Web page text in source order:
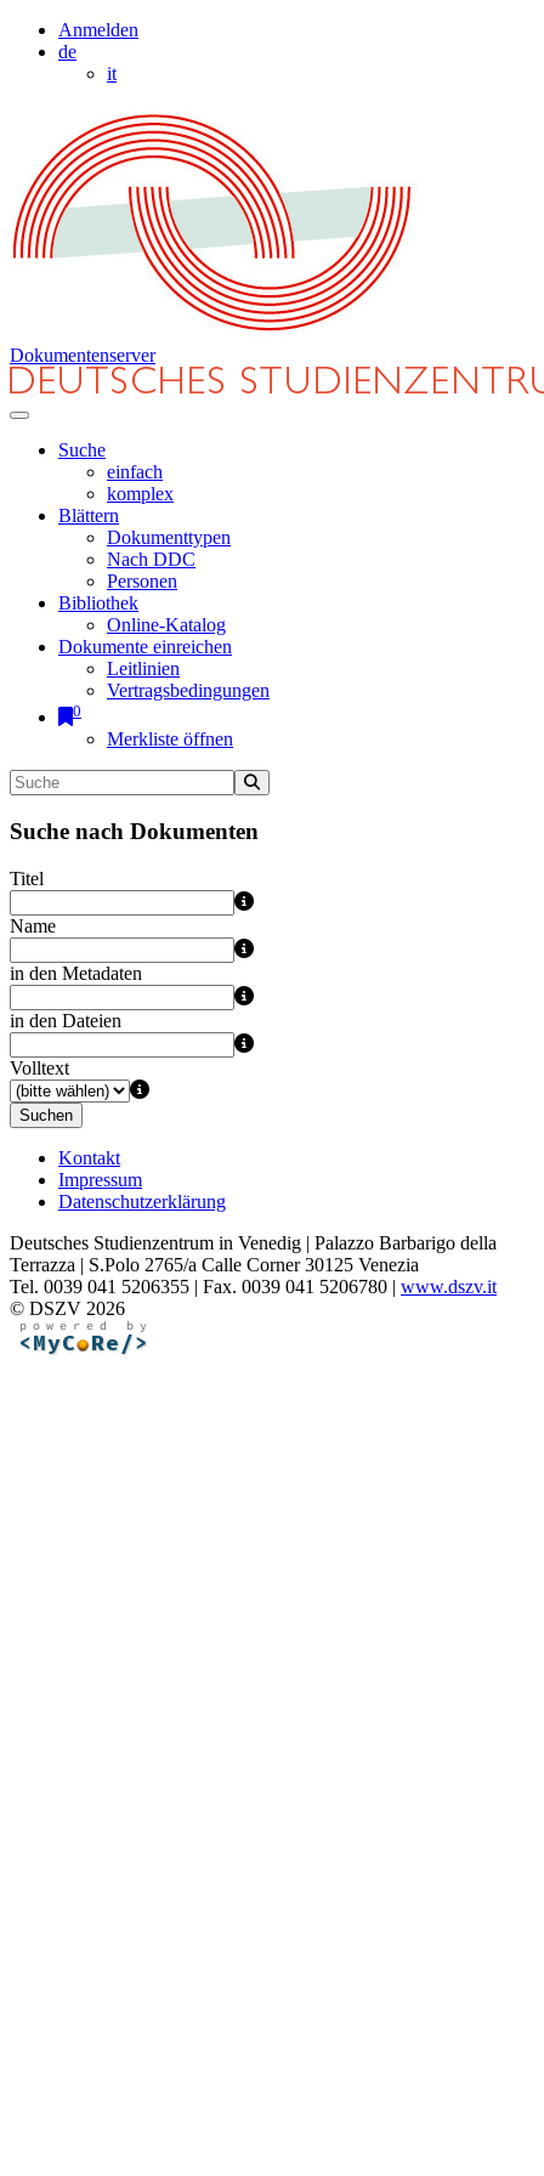
Anmelden
de
it
Dokumentenserver
Suche
einfach
komplex
Blättern
Dokumenttypen
Nach DDC
Personen
Bibliothek
Online-Katalog
Dokumente einreichen
Leitlinien
Vertragsbedingungen
0
Merkliste öffnen
Suche nach Dokumenten
Titel
Name
in den Metadaten
in den Dateien
Volltext
Suchen
Kontakt
Impressum
Datenschutzerklärung
Deutsches Studienzentrum in Venedig | Palazzo Barbarigo della
Terrazza | S.Polo 2765/a Calle Corner 30125 Venezia
Tel. 0039 041 5206355 | Fax. 0039 041 5206780 | www.dszv.it
© DSZV 2026